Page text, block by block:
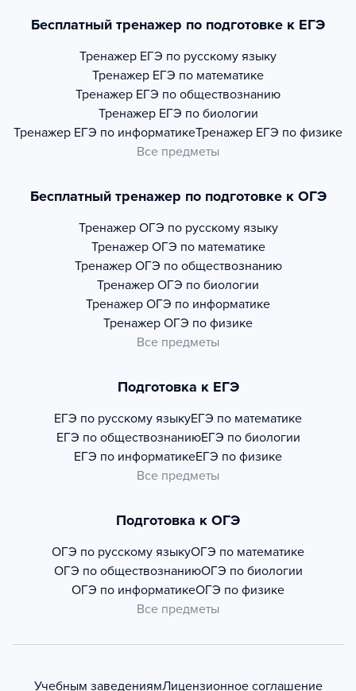
Бесплатный тренажер по подготовке к ЕГЭ
Тренажер ЕГЭ по русскому языку
Тренажер ЕГЭ по математике
Тренажер ЕГЭ по обществознанию
Тренажер ЕГЭ по биологии
Тренажер ЕГЭ по информатикеТренажер ЕГЭ по физике
Все предметы
Бесплатный тренажер по подготовке к ОГЭ
Тренажер ОГЭ по русскому языку
Тренажер ОГЭ по математике
Тренажер ОГЭ по обществознанию
Тренажер ОГЭ по биологии
Тренажер ОГЭ по информатике
Тренажер ОГЭ по физике
Все предметы
Подготовка к ЕГЭ
ЕГЭ по русскому языкуЕГЭ по математике
ЕГЭ по обществознаниюЕГЭ по биологии
ЕГЭ по информатикеЕГЭ по физике
Все предметы
Подготовка к ОГЭ
ОГЭ по русскому языкуОГЭ по математике
ОГЭ по обществознаниюОГЭ по биологии
ОГЭ по информатикеОГЭ по физике
Все предметы
Учебным заведениямЛицензионное соглашение